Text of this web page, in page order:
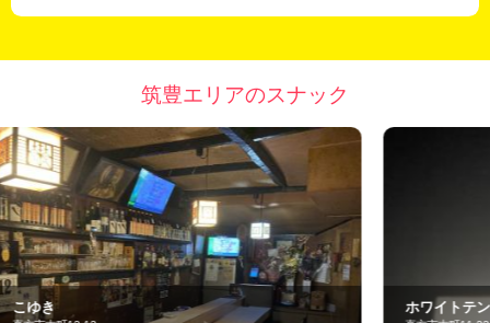
筑豊エリアのスナック
ホワイトテン